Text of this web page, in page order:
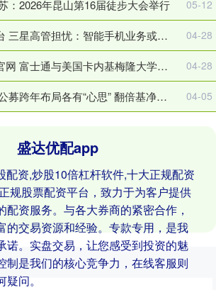
：2026年昆山第16届徒步大会举行 05-12
高管担忧：智能手机业务或将首次出现亏损 04-28
与美国卡内基梅隆大学联合开发物理 AI 操作系统 04-28
年布局各有“心思” 翻倍基净值波动普遍收窄 04-05
盛达优配app
配资,炒股10倍杠杆软件,十大正规配资
规股票配资平台，致力于为客户提供
配资服务。与各大券商的紧密合作，
的交易资源和经验。专款专用，是我
诺。实盘交易，让您感受到投资的魅
制是我们的核心竞争力，在线客服则
问。